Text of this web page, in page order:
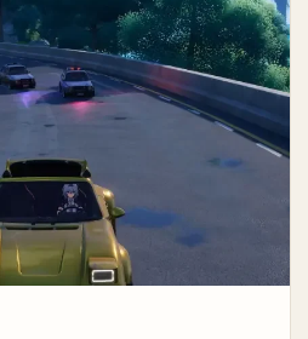
市技能，必备）：保证连击
）：锤子砸人115%收益薄荷